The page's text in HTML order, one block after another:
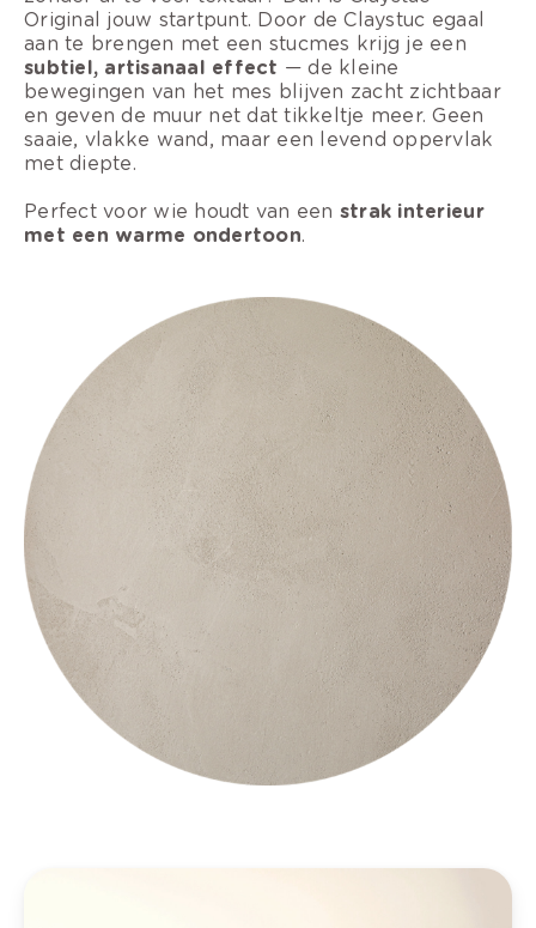
Original jouw startpunt. Door de Claystuc egaal
aan te brengen met een stucmes krijg je een
subtiel, artisanaal effect — de kleine
bewegingen van het mes blijven zacht zichtbaar
en geven de muur net dat tikkeltje meer. Geen
saaie, vlakke wand, maar een levend oppervlak
met diepte.
Perfect voor wie houdt van een strak interieur
met een warme ondertoon.